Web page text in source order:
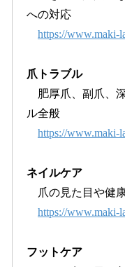
への対応
https://www.maki-
爪トラブル
肥厚爪、副爪、
ル全般
https://www.maki-
ネイルケア
爪の見た目や健
https://www.maki-
フットケア